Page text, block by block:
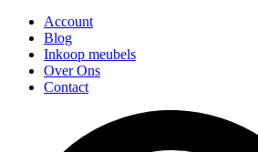
Account
Blog
Inkoop meubels
Over Ons
Contact